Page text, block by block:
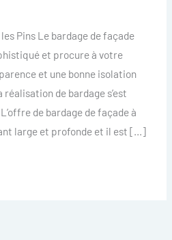
Pins Le bardage de façade
et procure à votre
et une bonne isolation
de bardage s’est
de bardage de façade à
large et profonde et il est […]